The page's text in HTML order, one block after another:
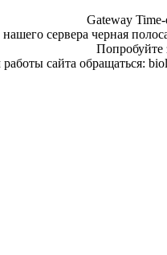
Gateway
сервера черная
Попробуйте
сайта обращаться: